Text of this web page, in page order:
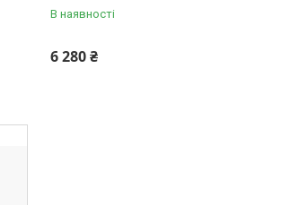
В наявності
6 280 ₴